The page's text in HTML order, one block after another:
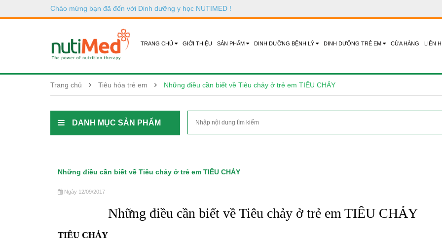
Chào mừng bạn đã đến với Dinh dưỡng y học NUTIMED !
TRANG CHỦ GIỚI THIỆU SẢN PHẨM DINH DƯỠNG BỆNH LÝ DINH DƯỠNG TRẺ EM CỬA HÀNG LIÊN
Trang chủ Tiêu hóa trẻ em Những điều cần biết về Tiêu chảy ở trẻ em TIÊU CHẢY
DANH MỤC SẢN PHẨM
Những điều cần biết về Tiêu chảy ở trẻ em TIÊU CHẢY
Ngày 12/09/2017
Những điều cần biết về Tiêu chảy ở trẻ em TIÊU CHẢY
TIÊU CHẢY